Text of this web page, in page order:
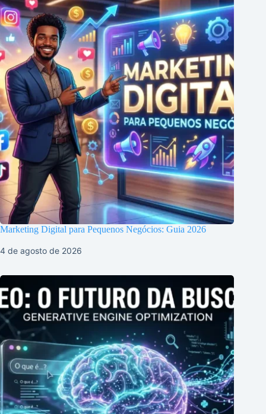
Marketing Digital para Pequenos Negócios: Guia 2026
4 de agosto de 2026